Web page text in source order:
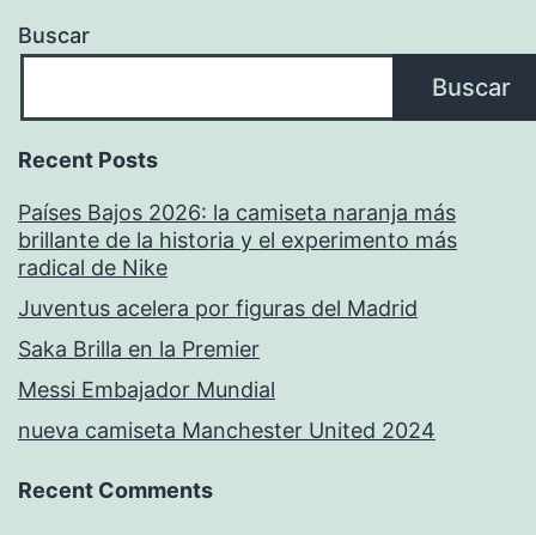
Buscar
Buscar
Recent Posts
Países Bajos 2026: la camiseta naranja más
brillante de la historia y el experimento más
radical de Nike
Juventus acelera por figuras del Madrid
Saka Brilla en la Premier
Messi Embajador Mundial
nueva camiseta Manchester United 2024
Recent Comments